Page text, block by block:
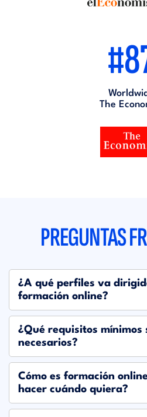
The
PREGUNTAS
¿A qué perfiles va
formación online?
¿Qué requisitos mínimos
necesarios?
Cómo es formación
hacer cuándo quiera?